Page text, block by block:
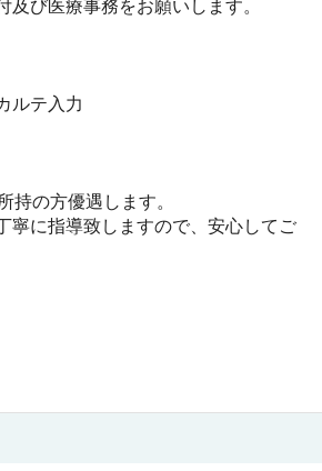
及び医療事務をお願いします。
ルテ入力
持の方優遇します。
寧に指導致しますので、安心してご